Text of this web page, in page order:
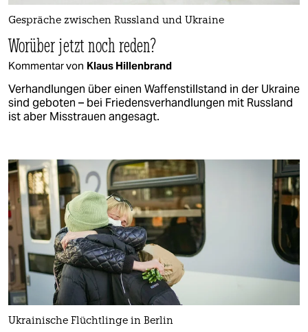
Gespräche zwischen Russland und Ukraine
Worüber jetzt noch reden?
Kommentar von Klaus Hillenbrand
Verhandlungen über einen Waffenstillstand in der Ukraine
sind geboten – bei Friedensverhandlungen mit Russland
ist aber Misstrauen angesagt.
Ukrainische Flüchtlinge in Berlin